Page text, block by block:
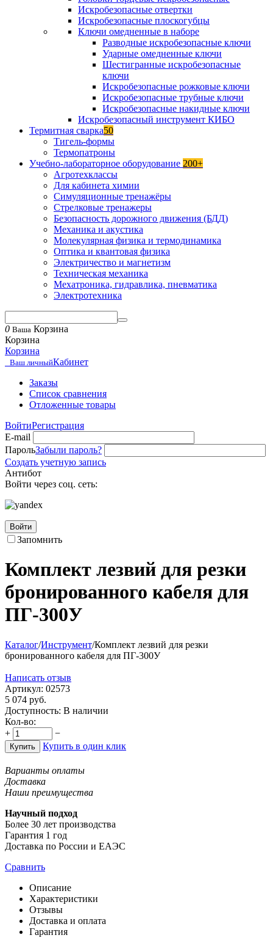
Искробезопасные отвертки
Искробезопасные плоскогубцы
Ключи омедненные в наборе
Разводные искробезопасные ключи
Ударные омедненные ключи
Шестигранные искробезопасные
ключи
Искробезопасные рожковые ключи
Искробезопасные трубные ключи
Искробезопасные накидные ключи
Искробезопасный инструмент КИБО
Термитная сварка50
Тигель-формы
Термопатроны
Учебно-лабораторное оборудование 200+
Агротехклассы
Для кабинета химии
Симуляционные тренажёры
Стрелковые тренажеры
Безопасность дорожного движения (БДД)
Механика и акустика
Молекулярная физика и термодинамика
Оптика и квантовая физика
Электричество и магнетизм
Техническая механика
Мехатроника, гидравлика, пневматика
Электротехника
0 Ваша Корзина
Корзина
Корзина
Ваш личныйКабинет
Заказы
Список сравнения
Отложенные товары
ВойтиРегистрация
E-mail
ПарольЗабыли пароль?
Создать учетную запись
Антибот
Войти через соц. сеть:
Войти
Запомнить
Комплект лезвий для резки
бронированного кабеля для
ПГ-300У
Каталог/Инструмент/Комплект лезвий для резки
бронированного кабеля для ПГ-300У
Написать отзыв
Артикул: 02573
5 074 руб.
Доступность: В наличии
Кол-во:
+
−
Купить Купить в один клик
Варианты оплаты
Доставка
Наши преимущества
Научный подход
Более 30 лет производства
Гарантия 1 год
Доставка по России и ЕАЭС
Сравнить
Описание
Характеристики
Отзывы
Доставка и оплата
Гарантия